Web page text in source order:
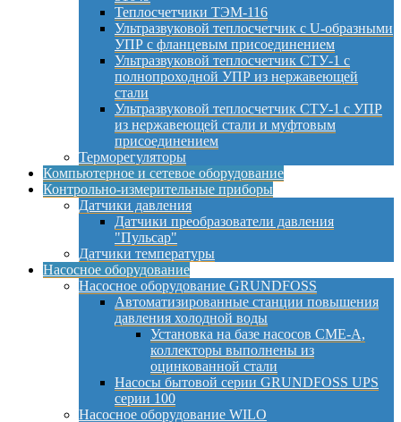
Теплосчетчики ТЭМ-116
Ультразвуковой теплосчетчик с U-образными
УПР с фланцевым присоединением
Ультразвуковой теплосчетчик СТУ-1 с
полнопроходной УПР из нержавеющей
стали
Ультразвуковой теплосчетчик СТУ-1 с УПР
из нержавеющей стали и муфтовым
присоединением
Терморегуляторы
Компьютерное и сетевое оборудование
Контрольно-измерительные приборы
Датчики давления
Датчики преобразователи давления
"Пульсар"
Датчики температуры
Насосное оборудование
Насосное оборудование GRUNDFOSS
Автоматизированные станции повышения
давления холодной воды
Установка на базе насосов CME-A,
коллекторы выполнены из
оцинкованной стали
Насосы бытовой серии GRUNDFOSS UPS
серии 100
Насосное оборудование WILO